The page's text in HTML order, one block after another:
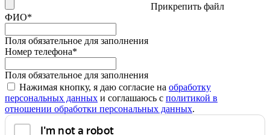
Прикрепить файл
ФИО*
Поля обязательное для заполнения
Номер телефона*
Поля обязательное для заполнения
Нажимая кнопку, я даю согласие на обработку
персональных данных и соглашаюсь с политикой в
отношении обработки персональных данных.